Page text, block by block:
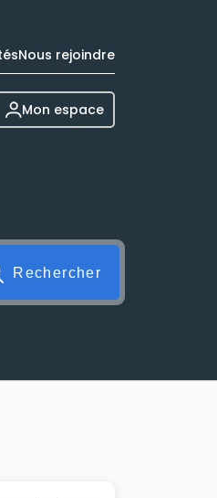
Nous rejoindre
les favoris
Mon espace
formulaire. Vous
Rechercher